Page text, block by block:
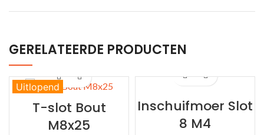
GERELATEERDE PRODUCTEN
Uitlopend
T-slot Bout
M8x25
Inschuifmoer Slot
8 M4